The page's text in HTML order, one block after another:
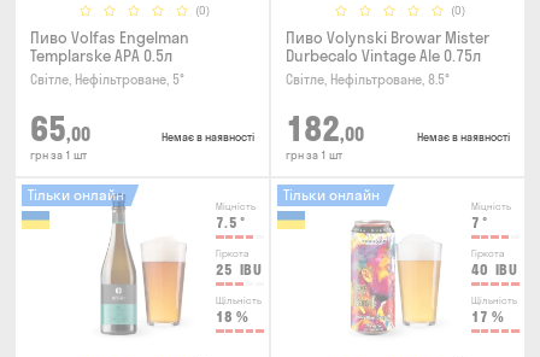
(0)
Пиво Volfas Engelman
Templarske АPA 0.5л
Світле, Нефільтроване, 5°
65,00
грн за 1 шт
Немає в наявності
(0)
Пиво Volynski Browar Mister
Durbecalo Vintage Ale 0.75л
Світле, Нефільтроване, 8.5°
182,00
грн за 1 шт
Немає в наявності
Міцність
7.5 °
Гіркота
25 IBU
Щільність
18 %
Тільки онлайн
Міцність
7 °
Гіркота
40 IBU
Щільність
17 %
Тільки онлайн